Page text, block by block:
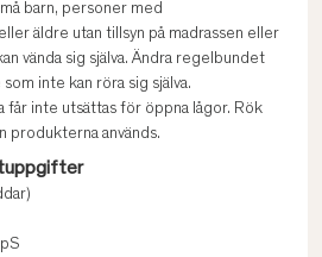
barn, personer med
äldre utan tillsyn på madrassen eller
vända sig själva. Ändra regelbundet
inte kan röra sig själva.
får inte utsättas för öppna lågor. Rök
produkterna används.